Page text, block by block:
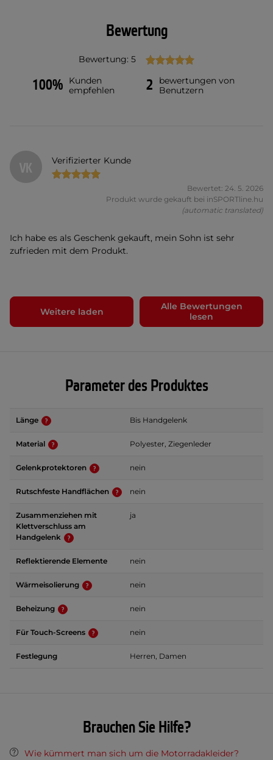
Bewertung
Bewertung: 5
100%
Kunden
empfehlen
2
bewertungen von
Benutzern
VK Verifizierter Kunde
Bewertet: 24. 5. 2026
Produkt wurde gekauft bei inSPORTline.hu
(automatic translated)
Ich habe es als Geschenk gekauft, mein Sohn ist sehr
zufrieden mit dem Produkt.
Weitere laden
Alle Bewertungen
lesen
Parameter des Produktes
Länge Bis Handgelenk
Material Polyester, Ziegenleder
Gelenkprotektoren nein
Rutschfeste Handflächen nein
Zusammenziehen mit
Klettverschluss am
Handgelenk
ja
Reflektierende Elemente nein
Wärmeisolierung nein
Beheizung nein
Für Touch-Screens nein
Festlegung Herren, Damen
Brauchen Sie Hilfe?
Wie kümmert man sich um die Motorradakleider?